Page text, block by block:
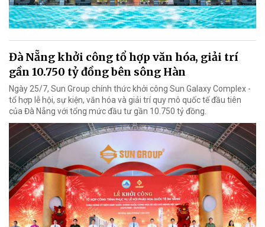
Đà Nẵng khởi công tổ hợp văn hóa, giải trí
gần 10.750 tỷ đồng bên sông Hàn
Ngày 25/7, Sun Group chính thức khởi công Sun Galaxy Complex -
tổ hợp lễ hội, sự kiện, văn hóa và giải trí quy mô quốc tế đầu tiên
của Đà Nẵng với tổng mức đầu tư gần 10.750 tỷ đồng.